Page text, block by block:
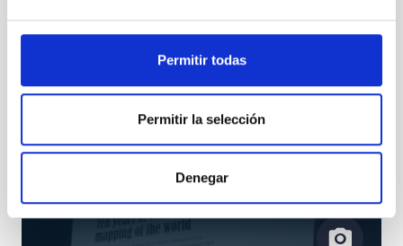
Permitir todas
Permitir la selección
Denegar
la Escuela de Invierno del IAC sobre Big Data